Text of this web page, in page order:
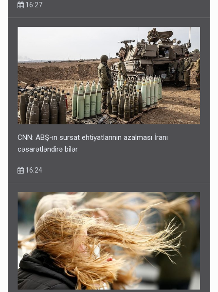
16:27
CNN: ABŞ-ın sursat ehtiyatlarının azalması İranı
cəsarətləndirə bilər
16:24